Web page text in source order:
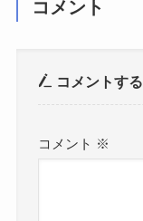
コメント
コメントする
コメント ※